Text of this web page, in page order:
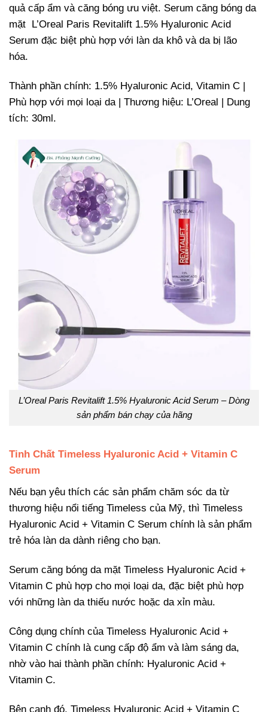
quả cấp ẩm và căng bóng ưu việt. Serum căng bóng da
mặt L’Oreal Paris Revitalift 1.5% Hyaluronic Acid
Serum đặc biệt phù hợp với làn da khô và da bị lão
hóa.
Thành phần chính: 1.5% Hyaluronic Acid, Vitamin C |
Phù hợp với mọi loại da | Thương hiệu: L’Oreal | Dung
tích: 30ml.
L’Oreal Paris Revitalift 1.5% Hyaluronic Acid Serum – Dòng
sản phẩm bán chạy của hãng
Tinh Chất Timeless Hyaluronic Acid + Vitamin C
Serum
Nếu bạn yêu thích các sản phẩm chăm sóc da từ
thương hiệu nổi tiếng Timeless của Mỹ, thì Timeless
Hyaluronic Acid + Vitamin C Serum chính là sản phẩm
trẻ hóa làn da dành riêng cho bạn.
Serum căng bóng da mặt Timeless Hyaluronic Acid +
Vitamin C phù hợp cho mọi loại da, đặc biệt phù hợp
với những làn da thiếu nước hoặc da xỉn màu.
Công dụng chính của Timeless Hyaluronic Acid +
Vitamin C chính là cung cấp độ ẩm và làm sáng da,
nhờ vào hai thành phần chính: Hyaluronic Acid +
Vitamin C.
Bên cạnh đó, Timeless Hyaluronic Acid + Vitamin C